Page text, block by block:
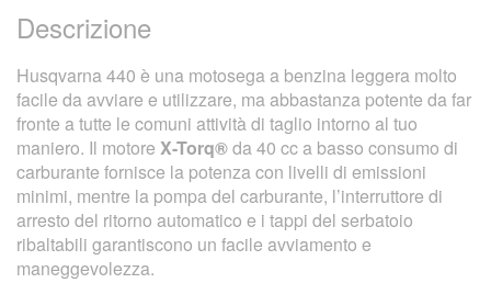
Descrizione
Husqvarna 440 è una motosega a benzina leggera molto
facile da avviare e utilizzare, ma abbastanza potente da far
fronte a tutte le comuni attività di taglio intorno al tuo
maniero. Il motore X-Torq®da 40 cc a basso consumo di
carburante fornisce la potenza con livelli di emissioni
minimi, mentre la pompa del carburante, l’interruttore di
arresto del ritorno automatico e i tappi del serbatoio
ribaltabili garantiscono un facile avviamento e
maneggevolezza.